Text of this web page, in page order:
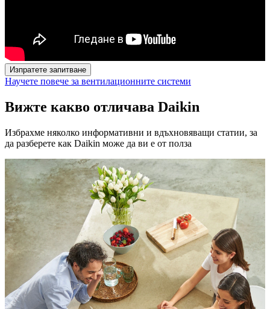
Изпратете запитване
Научете повече за вентилационните системи
Вижте какво отличава Daikin
Избрахме няколко информативни и вдъхновяващи статии, за
да разберете как Daikin може да ви е от полза